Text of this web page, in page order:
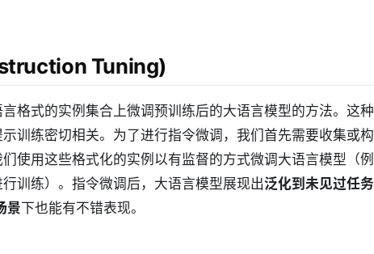
Tuning)
格式的实例集合上微调预训练后的大语言模型的方法。这种
训练密切相关。为了进行指令微调，我们首先需要收集或构
使用这些格式化的实例以有监督的方式微调大语言模型（例
训练）。指令微调后，大语言模型展现出泛化到未见过任务
景下也能有不错表现。